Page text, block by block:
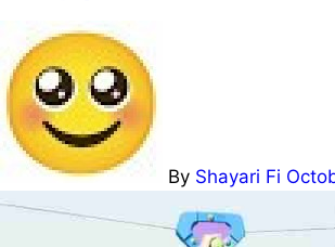
By Shayari Fi